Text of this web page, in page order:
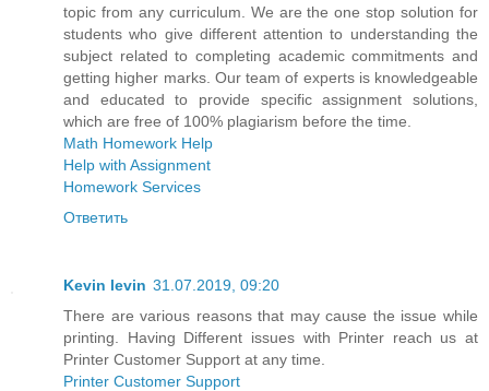
topic from any curriculum. We are the one stop solution for
students who give different attention to understanding the
subject related to completing academic commitments and
getting higher marks. Our team of experts is knowledgeable
and educated to provide specific assignment solutions,
which are free of 100% plagiarism before the time.
Math Homework Help
Help with Assignment
Homework Services
Ответить
Kevin levin 31.07.2019, 09:20
There are various reasons that may cause the issue while
printing. Having Different issues with Printer reach us at
Printer Customer Support at any time.
Printer Customer Support